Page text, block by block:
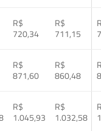
R$
720,34
R$
711,15
R$
871,60
R$
860,48
R$
1.045,93
R$
1.032,58